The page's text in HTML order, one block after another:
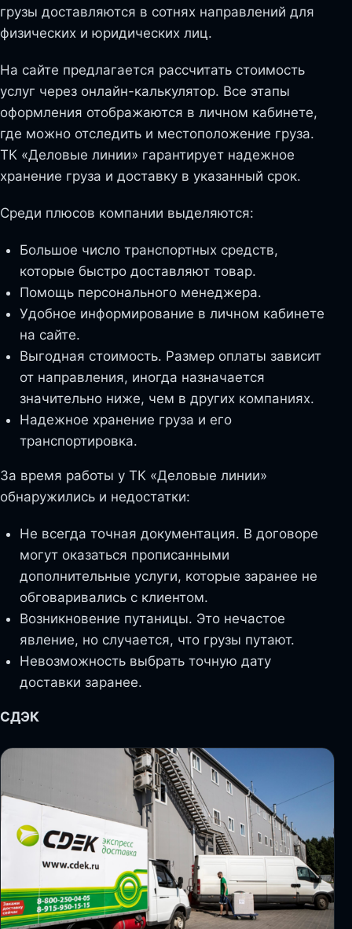
грузы доставляются в сотнях направлений для
физических и юридических лиц.
На сайте предлагается рассчитать стоимость
услуг через онлайн-калькулятор. Все этапы
оформления отображаются в личном кабинете,
где можно отследить и местоположение груза.
ТК «Деловые линии» гарантирует надежное
хранение груза и доставку в указанный срок.
Среди плюсов компании выделяются:
Большое число транспортных средств,
которые быстро доставляют товар.
Помощь персонального менеджера.
Удобное информирование в личном кабинете
на сайте.
Выгодная стоимость. Размер оплаты зависит
от направления, иногда назначается
значительно ниже, чем в других компаниях.
Надежное хранение груза и его
транспортировка.
За время работы у ТК «Деловые линии»
обнаружились и недостатки:
Не всегда точная документация. В договоре
могут оказаться прописанными
дополнительные услуги, которые заранее не
обговаривались с клиентом.
Возникновение путаницы. Это нечастое
явление, но случается, что грузы путают.
Невозможность выбрать точную дату
доставки заранее.
СДЭК